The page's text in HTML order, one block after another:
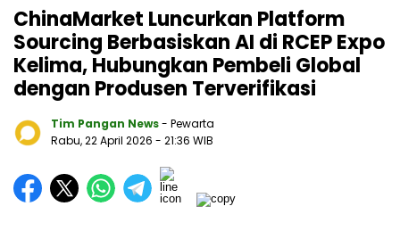
ChinaMarket Luncurkan Platform
Sourcing Berbasiskan AI di RCEP Expo
Kelima, Hubungkan Pembeli Global
dengan Produsen Terverifikasi
Tim Pangan News- Pewarta
Rabu, 22 April 2026 - 21:36 WIB